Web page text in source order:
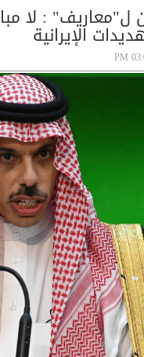
ل"معاريف" : لا
الإيرانية